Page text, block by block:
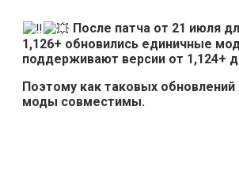
После патча от 21 июля
1,126+ обновились единичные
поддерживают версии от 1,124+
Поэтому как таковых обновлений
моды совместимы.